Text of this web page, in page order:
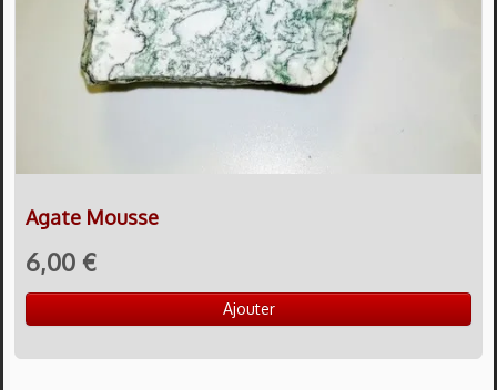
Agate Mousse
6,00 €
Ajouter